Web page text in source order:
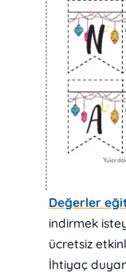
Değerler
indirmek
ücretsiz
İhtiyaç